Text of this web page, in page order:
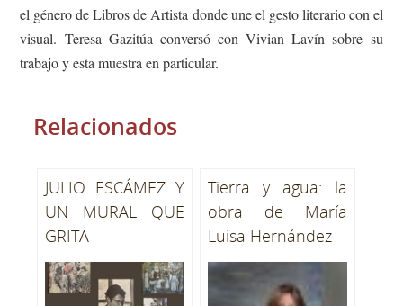
el género de Libros de Artista donde une el gesto literario con el
visual. Teresa Gazitúa conversó con Vivian Lavín sobre su
trabajo y esta muestra en particular.
Relacionados
JULIO ESCÁMEZ Y
UN MURAL QUE
GRITA
Tierra y agua: la
obra de María
Luisa Hernández